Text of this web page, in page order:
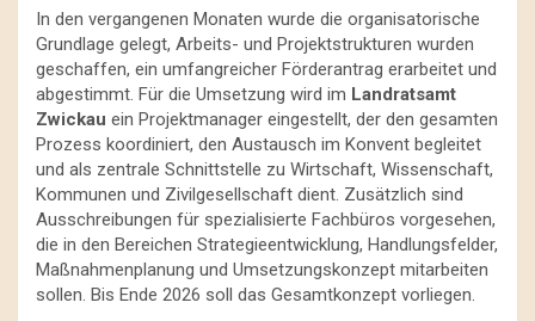
In den vergangenen Monaten wurde die organisatorische
Grundlage gelegt, Arbeits- und Projektstrukturen wurden
geschaffen, ein umfangreicher Förderantrag erarbeitet und
abgestimmt. Für die Umsetzung wird im Landratsamt
Zwickau ein Projektmanager eingestellt, der den gesamten
Prozess koordiniert, den Austausch im Konvent begleitet
und als zentrale Schnittstelle zu Wirtschaft, Wissenschaft,
Kommunen und Zivilgesellschaft dient. Zusätzlich sind
Ausschreibungen für spezialisierte Fachbüros vorgesehen,
die in den Bereichen Strategieentwicklung, Handlungsfelder,
Maßnahmenplanung und Umsetzungskonzept mitarbeiten
sollen. Bis Ende 2026 soll das Gesamtkonzept vorliegen.